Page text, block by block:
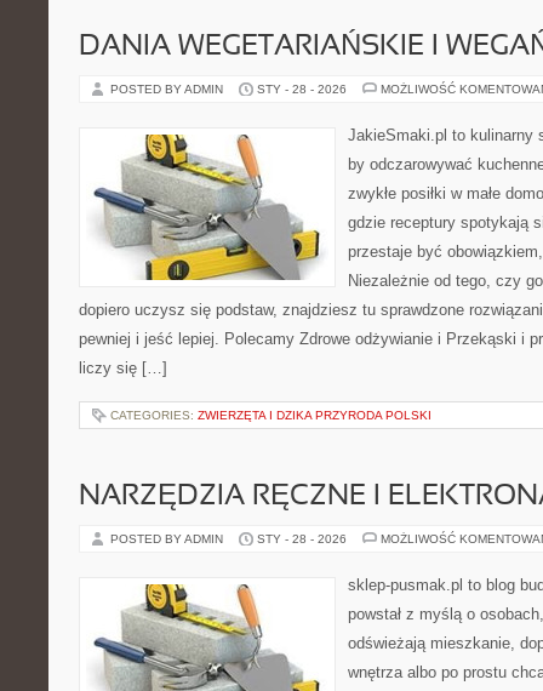
DANIA WEGETARIAŃSKIE I
POSTED BY ADMIN STY - 28 - 2026 MOŻLIWOŚĆ
JakieSmaki.pl to kulinarny
by odczarowywać
zwykłe posiłki w małe
gdzie receptury spotykają
przestaje być
Niezależnie od tego, czy
dopiero uczysz się podstaw, znajdziesz tu sprawdzone
pewniej i jeść lepiej. Polecamy Zdrowe odżywianie i Przekąski i
liczy się […]
CATEGORIES: ZWIERZĘTA I DZIKA PRZYRODA POLSKI
NARZĘDZIA RĘCZNE I
POSTED BY ADMIN STY - 28 - 2026 MOŻLIWOŚĆ
sklep-pusmak.pl to blog
powstał z myślą o
odświeżają mieszkanie,
wnętrza albo po prostu